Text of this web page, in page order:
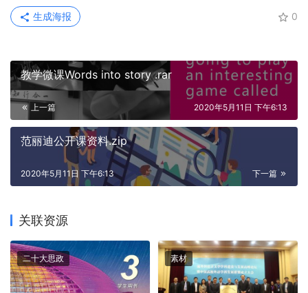
0
生成海报
教学微课Words into story .rar
上一篇 2020年5月11日 下午6:13
范丽迪公开课资料.zip
下一篇
2020年5月11日 下午6:13
关联资源
二十大思政 素材